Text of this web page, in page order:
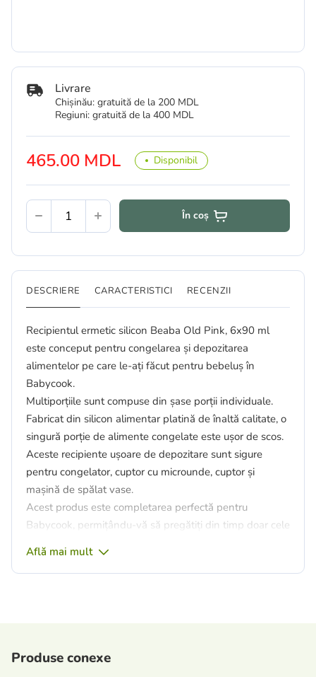
465.00 MDL Disponibil
Livrare
Chișinău: gratuită de la 200 MDL
Regiuni: gratuită de la 400 MDL
În coș
DESCRIERE CARACTERISTICI RECENZII
Recipientul ermetic silicon Beaba Old Pink, 6x90 ml
este conceput pentru congelarea și depozitarea
alimentelor pe care le-ați făcut pentru bebeluș în
Babycook.
Multiporțiile sunt compuse din șase porții individuale.
Fabricat din silicon alimentar platină de înaltă calitate, o
singură porție de alimente congelate este ușor de scos.
Aceste recipiente ușoare de depozitare sunt sigure
pentru congelator, cuptor cu microunde, cuptor și
mașină de spălat vase.
Acest produs este completarea perfectă pentru
Babycook, permițându-vă să pregătiți din timp doar cele
Află mai mult
Produse conexe